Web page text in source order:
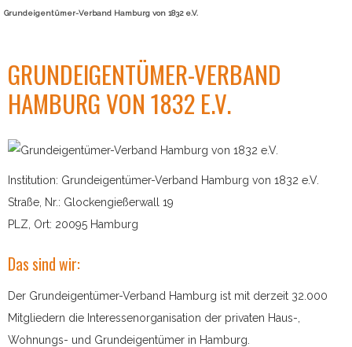
Grundeigentümer-Verband Hamburg von 1832 e.V.
GRUNDEIGENTÜMER-VERBAND
HAMBURG VON 1832 E.V.
Institution: Grundeigentümer-Verband Hamburg von 1832 e.V.
Straße, Nr.: Glockengießerwall 19
PLZ, Ort: 20095 Hamburg
Das sind wir:
Der Grundeigentümer-Verband Hamburg ist mit derzeit 32.000
Mitgliedern die Interessenorganisation der privaten Haus-,
Wohnungs- und Grundeigentümer in Hamburg.